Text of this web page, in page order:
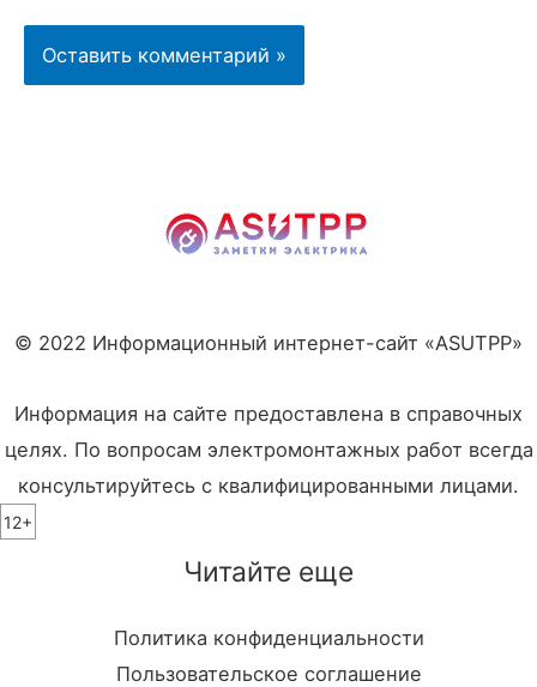
© 2022 Информационный интернет-сайт «ASUTPP»
Информация на сайте предоставлена в справочных
целях. По вопросам электромонтажных работ всегда
консультируйтесь с квалифицированными лицами.
12+
Читайте еще
Политика конфиденциальности
Пользовательское соглашение